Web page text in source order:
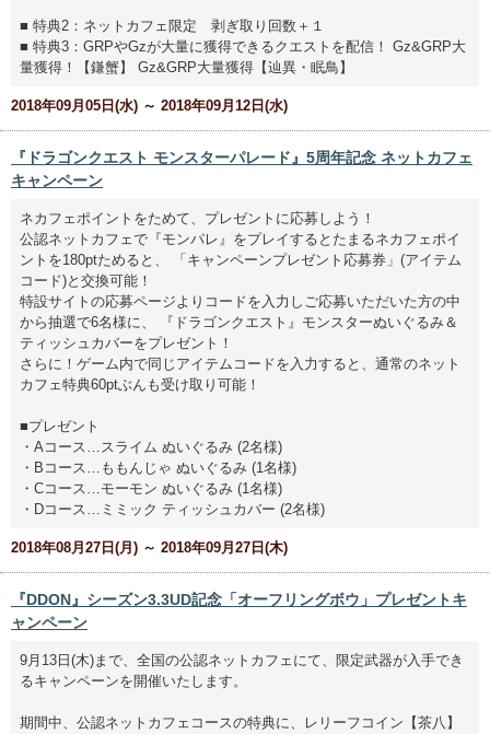
■ 特典2：ネットカフェ限定 剥ぎ取り回数＋１
■ 特典3：GRPやGzが大量に獲得できるクエストを配信！ Gz&GRP大
量獲得！【鎌蟹】 Gz&GRP大量獲得【辿異・眠鳥】
2018年09月05日(水) ～ 2018年09月12日(水)
『ドラゴンクエスト モンスターパレード』5周年記念 ネットカフェ
キャンペーン
ネカフェポイントをためて、プレゼントに応募しよう！
公認ネットカフェで『モンパレ』をプレイするとたまるネカフェポイ
ントを180ptためると、 「キャンペーンプレゼント応募券」(アイテム
コード)と交換可能！
特設サイトの応募ページよりコードを入力しご応募いただいた方の中
から抽選で6名様に、 『ドラゴンクエスト』モンスターぬいぐるみ＆
ティッシュカバーをプレゼント！
さらに！ゲーム内で同じアイテムコードを入力すると、通常のネット
カフェ特典60ptぶんも受け取り可能！
■プレゼント
・Aコース…スライム ぬいぐるみ (2名様)
・Bコース…ももんじゃ ぬいぐるみ (1名様)
・Cコース…モーモン ぬいぐるみ (1名様)
・Dコース…ミミック ティッシュカバー (2名様)
2018年08月27日(月) ～ 2018年09月27日(木)
『DDON』シーズン3.3UD記念「オーフリングボウ」プレゼントキ
ャンペーン
9月13日(木)まで、全国の公認ネットカフェにて、限定武器が入手でき
るキャンペーンを開催いたします。
期間中、公認ネットカフェコースの特典に、レリーフコイン【茶八】